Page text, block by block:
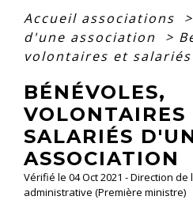
Accueil associations >
d'une association
>
volontaires et
BÉNÉVOLES,
VOLONTAIRES
SALARIÉS
ASSOCIATION
Vérifié le 04 Oct 2021 - Direction
administrative (Première ministre)